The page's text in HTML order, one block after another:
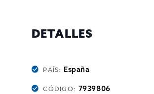
DETALLES
PAÍS: España
CÓDIGO: 7939806